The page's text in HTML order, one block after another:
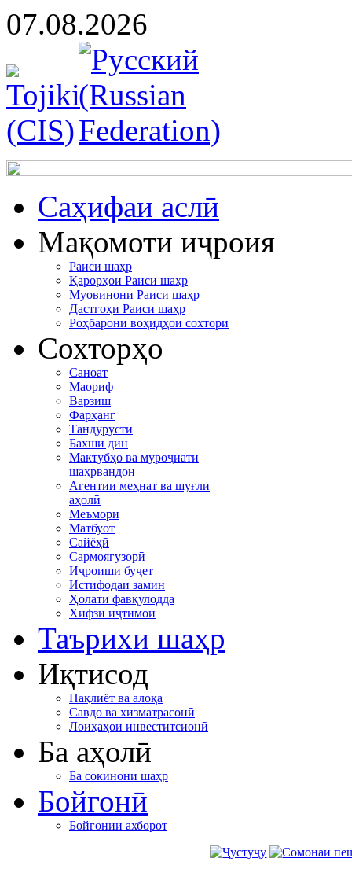
07.08.2026
Cаҳифаи аслӣ
Мақомоти иҷроия
Раиси шаҳр
Қарорҳои Раиси шаҳр
Муовинони Раиси шаҳр
Дастгоҳи Раиси шаҳр
Роҳбарони воҳидҳои сохторӣ
Сохторҳо
Саноат
Маориф
Варзиш
Фарҳанг
Тандурустӣ
Бахши дин
Мактубҳо ва муроҷиати
шаҳрвандон
Агентии меҳнат ва шуғли
аҳолӣ
Меъморӣ
Матбуот
Сайёҳӣ
Сармоягузорӣ
Иҷроиши буҷет
Истифодаи замин
Ҳолати фавқулодда
Хифзи иҷтимоӣ
Таърихи шаҳр
Иқтисод
Нақлиёт ва алоқа
Савдо ва хизматрасонӣ
Лоиҳаҳои инвеститсионӣ
Ба аҳолӣ
Ба сокинони шаҳр
Бойгонӣ
Бойгонии ахборот